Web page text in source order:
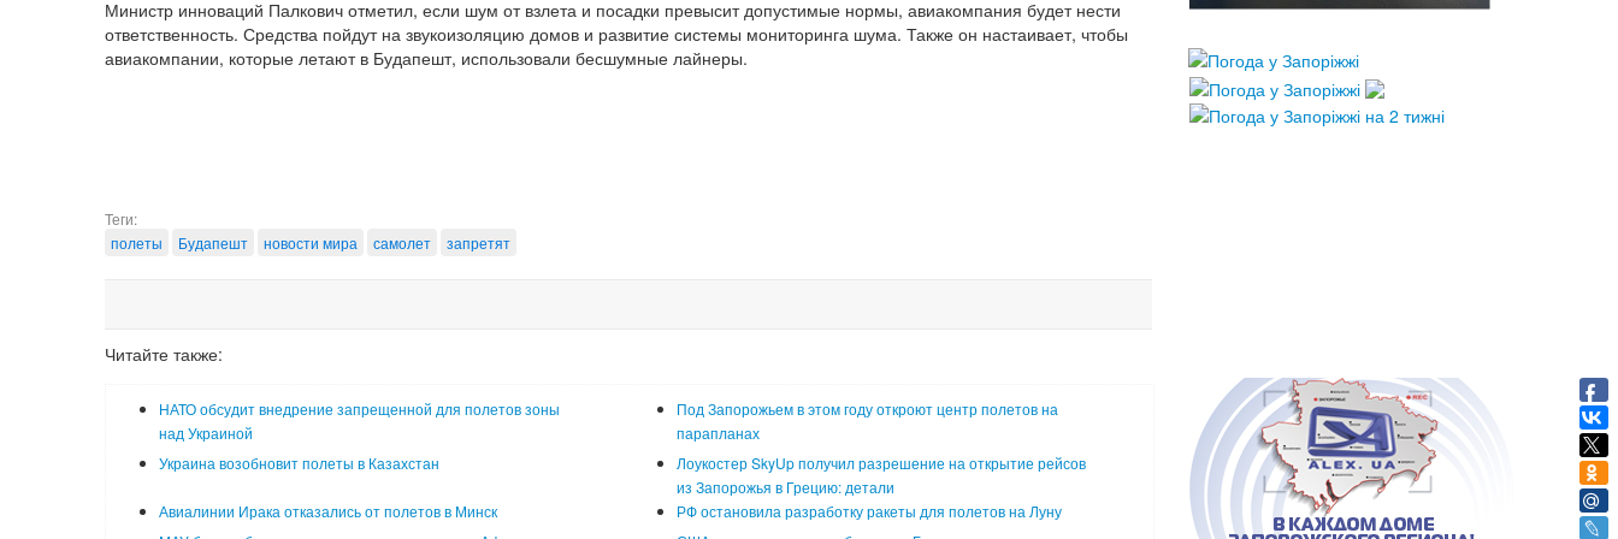
Министр инноваций Палкович отметил, если шум от взлета и посадки превысит допустимые нормы, авиакомпания будет нести
ответственность. Средства пойдут на звукоизоляцию домов и развитие системы мониторинга шума. Также он настаивает, чтобы
авиакомпании, которые летают в Будапешт, использовали бесшумные лайнеры.
Теги:
полеты
Будапешт новости мира самолет запретят
Читайте также:
НАТО обсудит внедрение запрещенной для полетов зоны
над Украиной
Под Запорожьем в этом году откроют центр полетов на
парапланах
Украина возобновит полеты в Казахстан
Лоукостер SkyUp получил разрешение на открытие рейсов
из Запорожья в Грецию: детали
Авиалинии Ирака отказались от полетов в Минск
РФ остановила разработку ракеты для полетов на Луну